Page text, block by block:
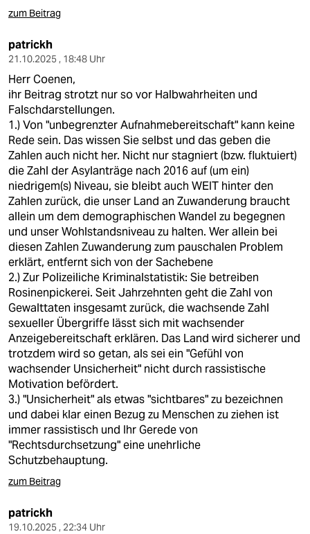
zum Beitrag
patrickh
21.10.2025 , 18:48 Uhr
Herr Coenen,
ihr Beitrag strotzt nur so vor Halbwahrheiten und
Falschdarstellungen.
1.) Von "unbegrenzter Aufnahmebereitschaft" kann keine
Rede sein. Das wissen Sie selbst und das geben die
Zahlen auch nicht her. Nicht nur stagniert (bzw. fluktuiert)
die Zahl der Asylanträge nach 2016 auf (um ein)
niedrigem(s) Niveau, sie bleibt auch WEIT hinter den
Zahlen zurück, die unser Land an Zuwanderung braucht
allein um dem demographischen Wandel zu begegnen
und unser Wohlstandsniveau zu halten. Wer allein bei
diesen Zahlen Zuwanderung zum pauschalen Problem
erklärt, entfernt sich von der Sachebene
2.) Zur Polizeiliche Kriminalstatistik: Sie betreiben
Rosinenpickerei. Seit Jahrzehnten geht die Zahl von
Gewalttaten insgesamt zurück, die wachsende Zahl
sexueller Übergriffe lässt sich mit wachsender
Anzeigebereitschaft erklären. Das Land wird sicherer und
trotzdem wird so getan, als sei ein "Gefühl von
wachsender Unsicherheit" nicht durch rassistische
Motivation befördert.
3.) "Unsicherheit" als etwas "sichtbares" zu bezeichnen
und dabei klar einen Bezug zu Menschen zu ziehen ist
immer rassistisch und Ihr Gerede von
"Rechtsdurchsetzung" eine unehrliche
Schutzbehauptung.
zum Beitrag
patrickh
19.10.2025 , 22:34 Uhr